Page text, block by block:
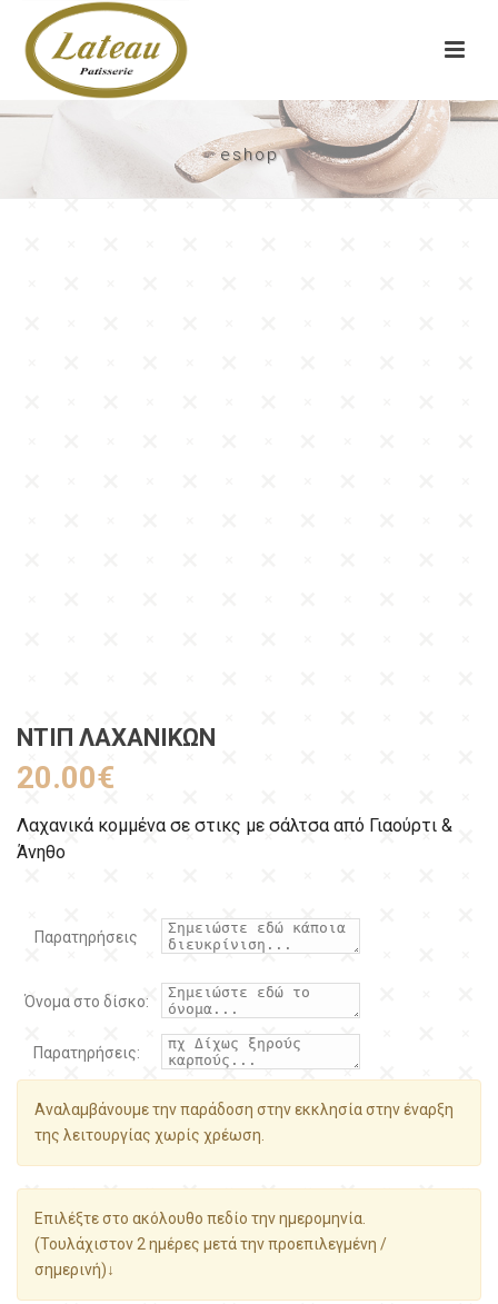
eshop
ΝΤΙΠ ΛΑΧΑΝΙΚΏΝ
20.00€
Λαχανικά κομμένα σε στικς με σάλτσα από Γιαούρτι &
Άνηθο
Παρατηρήσεις
Όνομα στο δίσκο:
Παρατηρήσεις:
Αναλαμβάνουμε την παράδοση στην εκκλησία στην έναρξη
της λειτουργίας χωρίς χρέωση.
Επιλέξτε στο ακόλουθο πεδίο την ημερομηνία.
(Τουλάχιστον 2 ημέρες μετά την προεπιλεγμένη /
σημερινή)↓